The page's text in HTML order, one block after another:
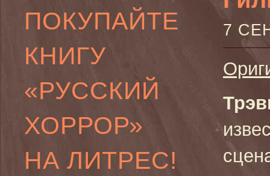
ПОКУПАЙТЕ
КНИГУ
«РУССКИЙ
ХОРРОР»
НА ЛИТРЕС!
7